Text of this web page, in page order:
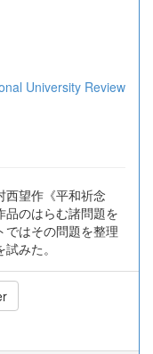
University Review
西望作《平和祈念
品のはらむ諸問題を
ではその問題を整理
みた。